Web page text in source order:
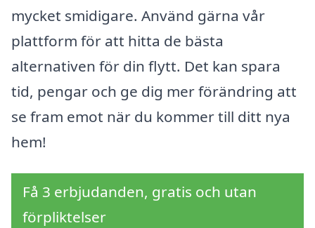
mycket smidigare. Använd gärna vår
plattform för att hitta de bästa
alternativen för din flytt. Det kan spara
tid, pengar och ge dig mer förändring att
se fram emot när du kommer till ditt nya
hem!
Få 3 erbjudanden, gratis och utan
förpliktelser